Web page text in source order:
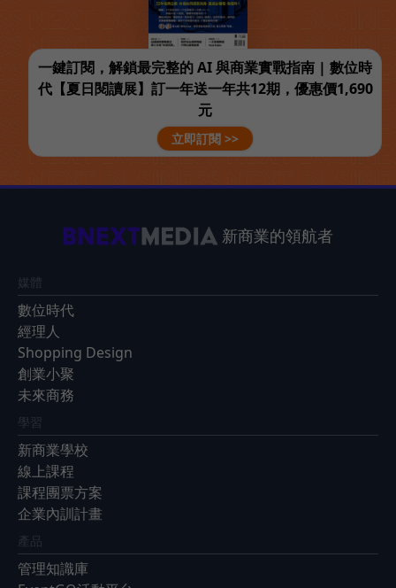
一鍵訂閱，解鎖最完整的 AI 與商業實戰指南 | 數位時
代【夏日閱讀展】訂一年送一年共12期，優惠價1,690
元
立即訂閱 >>
新商業的領航者
媒體
數位時代
經理人
Shopping Design
創業小聚
未來商務
學習
新商業學校
線上課程
課程團票方案
企業內訓計畫
產品
管理知識庫